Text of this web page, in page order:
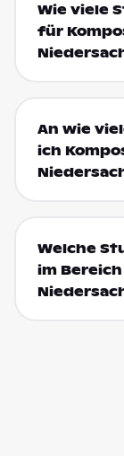
Wie viele
für
An wie
ich
Welche
im